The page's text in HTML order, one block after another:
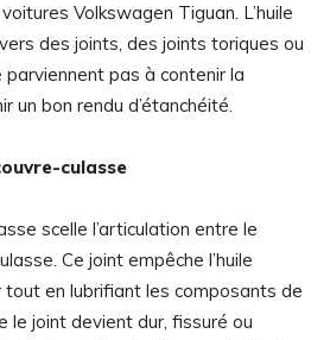
Volkswagen Tiguan. L’huile
des joints, des joints toriques ou
parviennent pas à contenir la
un bon rendu d’étanchéité.
culasse
scelle l’articulation entre le
Ce joint empêche l’huile
tout en lubrifiant les composants de
le joint devient dur, fissuré ou